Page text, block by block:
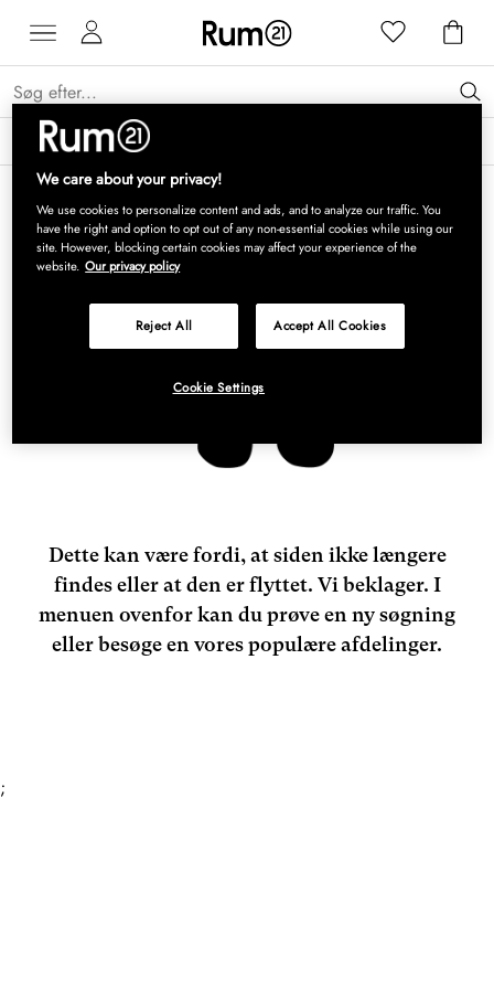
Få 15 % på Grythyttan Stålmöbler* →
Dette kan være fordi, at siden ikke længere
findes eller at den er flyttet. Vi beklager. I
menuen ovenfor kan du prøve en ny søgning
eller besøge en vores populære afdelinger.
;
We care about your privacy!
We use cookies to personalize content and ads, and to analyze our traffic. You
have the right and option to opt out of any non-essential cookies while using our
site. However, blocking certain cookies may affect your experience of the
website. Our privacy policy
Reject All Accept All Cookies
Cookie Settings